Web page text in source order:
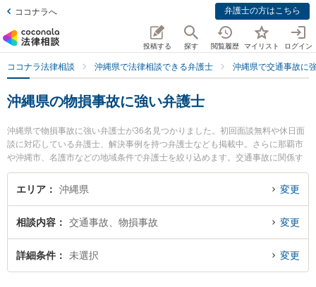
ココナラへ 弁護士の方はこちら
投稿する 探す 閲覧履歴 マイリスト ログイン
ココナラ法律相談 沖縄県で法律相談できる弁護士 沖縄県で交通事故に
沖縄県の物損事故に強い弁護士
沖縄県で物損事故に強い弁護士が36名見つかりました。初回面談無料や休日面
談に対応している弁護士、解決事例を持つ弁護士なども掲載中。さらに那覇市
や沖縄市、名護市などの地域条件で弁護士を絞り込めます。交通事故に関係す
る自動車事故やバイク事故、自転車事故等の細かな分野での絞り込み検索もで
き便利です。特にきびたき法律事務所の久納 京祐弁護士やベリーベスト法律事
土日や夜間に発生した物損事故のトラブルを今すぐに弁護士に相談したい』
『物損事故のトラブル解決の実績豊富な近くの弁護士を検索したい』『初回相
談無料で物損事故を法律相談できる沖縄県内の弁護士に相談予約したい』など
エリア 沖縄県 変更
相談内容 交通事故、物損事故 変更
詳細条件 未選択 変更